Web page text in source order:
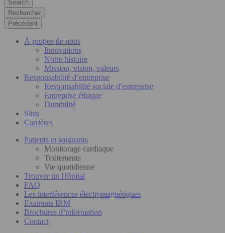
Rechercher
Précédent
À propos de nous
Innovations
Notre histoire
Mission, vision, valeurs
Responsabilité d’entreprise
Responsabilité sociale d’entreprise
Entreprise éthique
Durabilité
Sites
Carrières
Patients et soignants
Monitorage cardiaque
Traitements
Vie quotidienne
Trouver un Hôpital
FAQ
Les interférences électromagnétiques
Examens IRM
Brochures d’information
Contact